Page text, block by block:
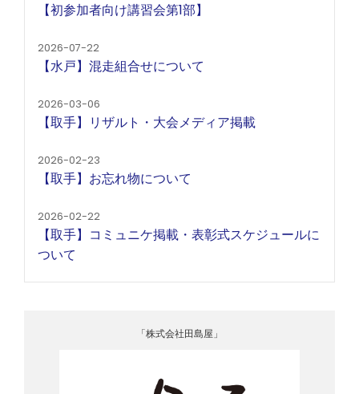
【初参加者向け講習会第1部】
2026-07-22
【水戸】混走組合せについて
2026-03-06
【取手】リザルト・大会メディア掲載
2026-02-23
【取手】お忘れ物について
2026-02-22
【取手】コミュニケ掲載・表彰式スケジュールに
ついて
「株式会社田島屋」